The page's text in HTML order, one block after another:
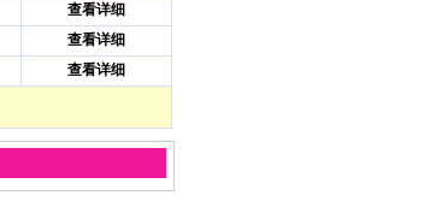
查看详细
查看详细
查看详细